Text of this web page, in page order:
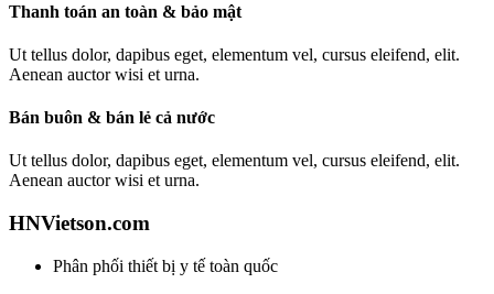
Thanh toán an toàn & bảo mật
Ut tellus dolor, dapibus eget, elementum vel, cursus eleifend, elit.
Aenean auctor wisi et urna.
Bán buôn & bán lẻ cả nước
Ut tellus dolor, dapibus eget, elementum vel, cursus eleifend, elit.
Aenean auctor wisi et urna.
HNVietson.com
Phân phối thiết bị y tế toàn quốc